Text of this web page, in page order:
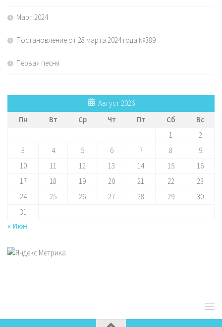
Март 2024
Постановление от 28 марта 2024 года №389
Первая песня
Август 2026
Пн
Вт Ср Чт Пт Сб
Вс
1
2
3
4 5 6 7 8
9
10
11 12 13 14 15
16
17
18 19 20 21 22
23
24
25 26 27 28 29
30
31
« Июн